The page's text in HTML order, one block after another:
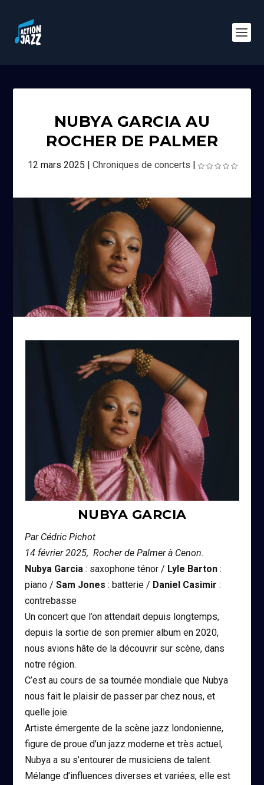
NUBYA GARCIA AU
ROCHER DE PALMER
12 mars 2025 | Chroniques de concerts |
NUBYA GARCIA
Par Cédric Pichot
14 février 2025, Rocher de Palmer à Cenon.
Nubya Garcia: saxophone ténor / Lyle Barton :
piano /Sam Jones : batterie / Daniel Casimir :
contrebasse
Un concert que l’on attendait depuis longtemps,
depuis la sortie de son premier album en 2020,
nous avions hâte de la découvrir sur scène, dans
notre région.
C’est au cours de sa tournée mondiale que Nubya
nous fait le plaisir de passer par chez nous, et
quelle joie.
Artiste émergente de la scène jazz londonienne,
figure de proue d’un jazz moderne et très actuel,
Nubya a su s’entourer de musiciens de talent.
Mélange d’influences diverses et variées, elle est